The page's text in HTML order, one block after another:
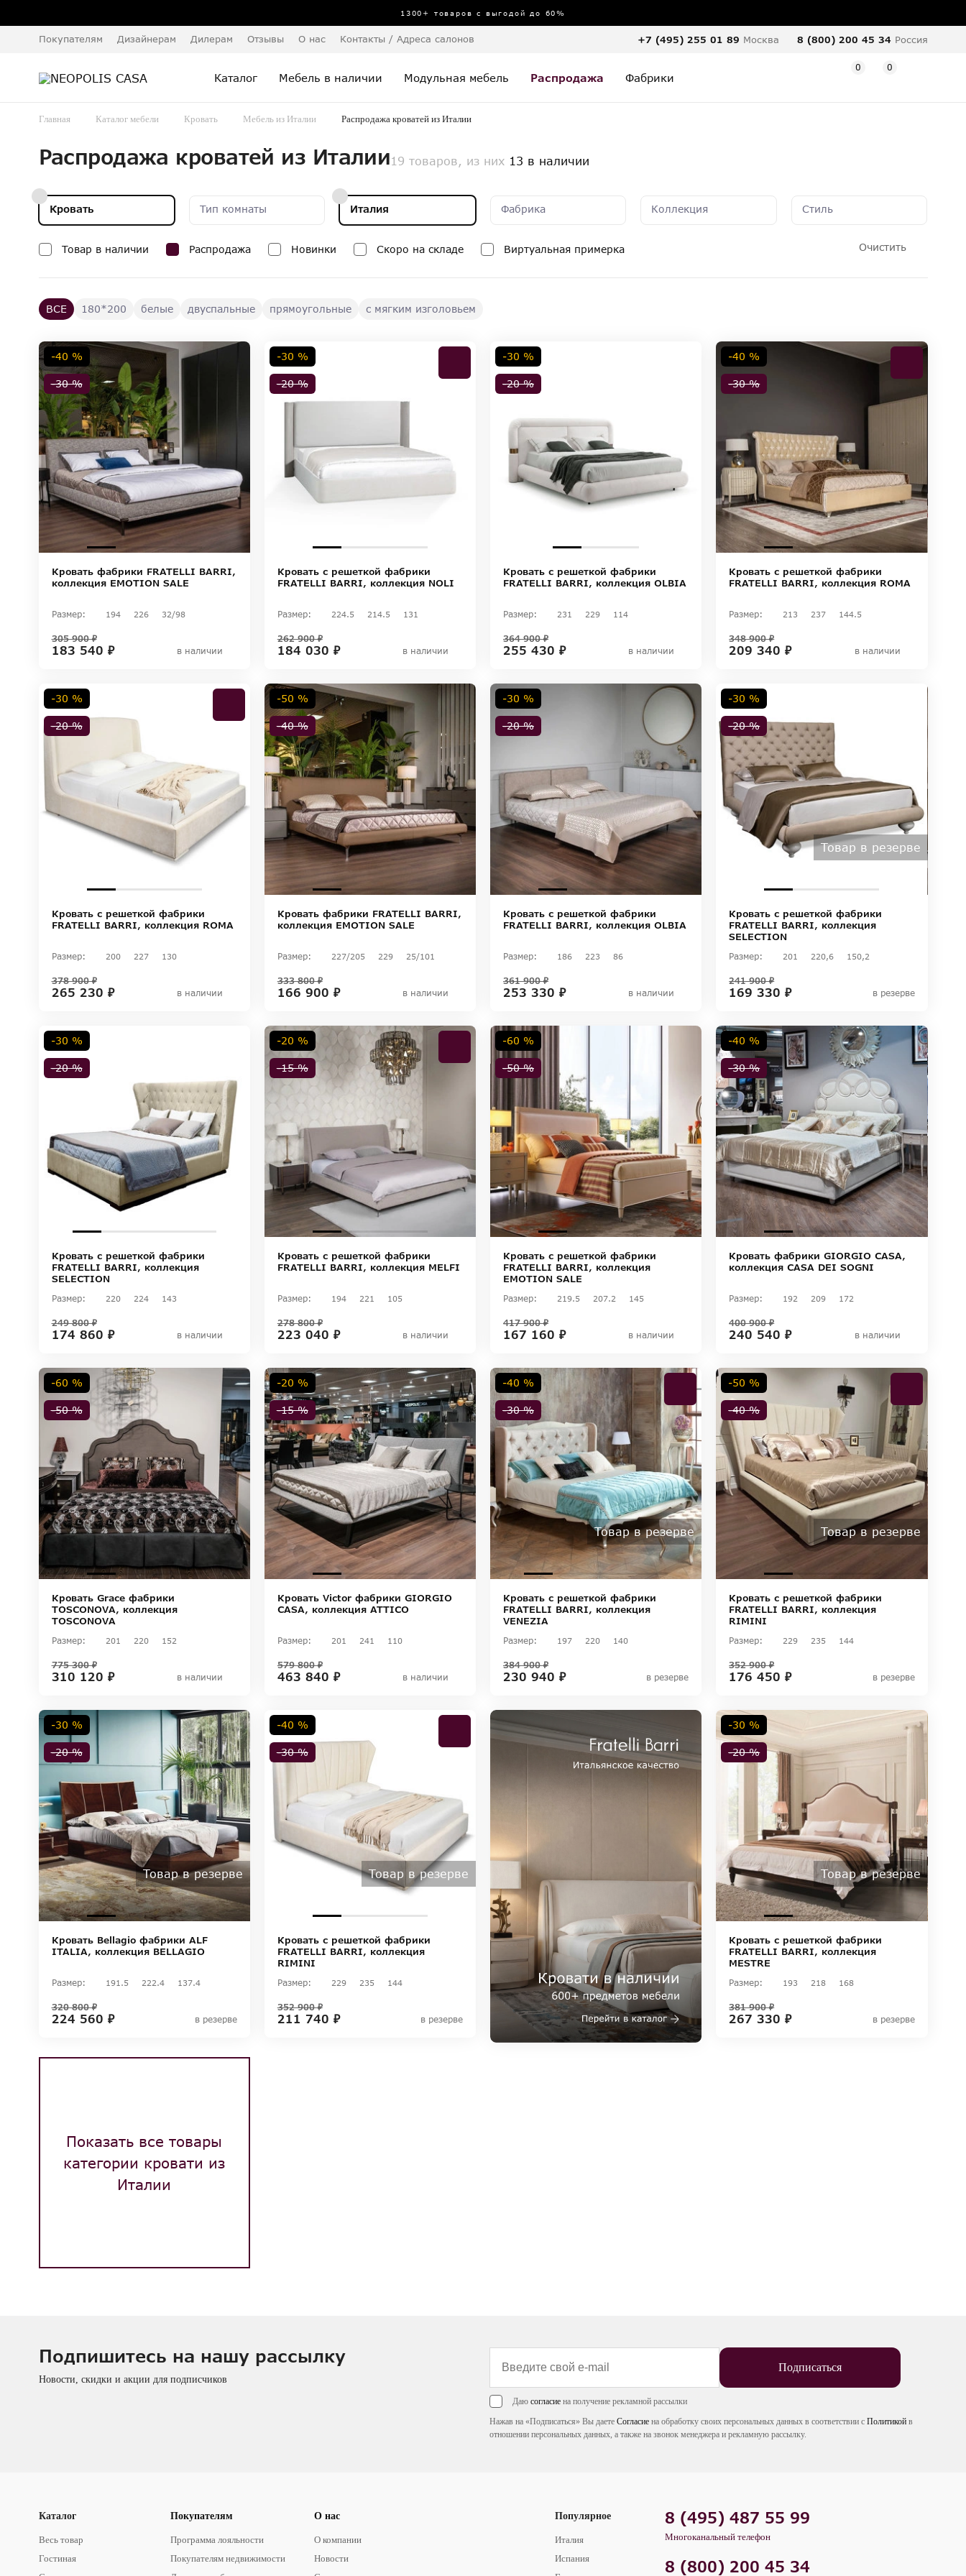
1300+ товаров с выгодой до 60%
Покупателям Дизайнерам Дилерам Отзывы О нас Контакты / Адреса салонов +7 (495) 255 01 89 Москва 8 (800) 200 45 34 Россия
Каталог Мебель в наличии Модульная мебель Распродажа Фабрики
0 0
Главная Каталог мебели Кровать Мебель из Италии Распродажа кроватей из Италии
Распродажа кроватей из Италии19 товаров, из них 13 в наличии
Кровать Тип комнаты Италия Фабрика Коллекция Стиль
Товар в наличии Распродажа Новинки Скоро на складе Виртуальная примерка Очистить
ВСЕ 180*200 белые двуспальные прямоугольные с мягким изголовьем
-30 %
-40 %
Кровать фабрики FRATELLI BARRI,
коллекция EMOTION SALE
Размер: 194 226 32/98
183 540 ₽
305 900 ₽
в наличии
-20 %
-30 %
Кровать с решеткой фабрики
FRATELLI BARRI, коллекция NOLI
Размер: 224.5 214.5 131
184 030 ₽
262 900 ₽
в наличии
-20 %
-30 %
Кровать с решеткой фабрики
FRATELLI BARRI, коллекция OLBIA
Размер: 231 229 114
255 430 ₽
364 900 ₽
в наличии
-30 %
-40 %
Кровать с решеткой фабрики
FRATELLI BARRI, коллекция ROMA
Размер: 213 237 144.5
209 340 ₽
348 900 ₽
в наличии
-20 %
-30 %
Кровать с решеткой фабрики
FRATELLI BARRI, коллекция ROMA
Размер: 200 227 130
265 230 ₽
378 900 ₽
в наличии
-40 %
-50 %
Кровать фабрики FRATELLI BARRI,
коллекция EMOTION SALE
Размер: 227/205 229 25/101
166 900 ₽
333 800 ₽
в наличии
-20 %
-30 %
Кровать с решеткой фабрики
FRATELLI BARRI, коллекция OLBIA
Размер: 186 223 86
253 330 ₽
361 900 ₽
в наличии
-20 %
-30 %
Товар в резерве
Кровать с решеткой фабрики
FRATELLI BARRI, коллекция
SELECTION
Размер: 201 220,6 150,2
169 330 ₽
241 900 ₽
в резерве
-20 %
-30 %
Кровать с решеткой фабрики
FRATELLI BARRI, коллекция
SELECTION
Размер: 220 224 143
174 860 ₽
249 800 ₽
в наличии
-15 %
-20 %
Кровать с решеткой фабрики
FRATELLI BARRI, коллекция MELFI
Размер: 194 221 105
223 040 ₽
278 800 ₽
в наличии
-50 %
-60 %
Кровать с решеткой фабрики
FRATELLI BARRI, коллекция
EMOTION SALE
Размер: 219.5 207.2 145
167 160 ₽
417 900 ₽
в наличии
-30 %
-40 %
Кровать фабрики GIORGIO CASA,
коллекция CASA DEI SOGNI
Размер: 192 209 172
240 540 ₽
400 900 ₽
в наличии
-50 %
-60 %
Кровать Grace фабрики
TOSCONOVA, коллекция
TOSCONOVA
Размер: 201 220 152
310 120 ₽
775 300 ₽
в наличии
-15 %
-20 %
Кровать Victor фабрики GIORGIO
CASA, коллекция ATTICO
Размер: 201 241 110
463 840 ₽
579 800 ₽
в наличии
-30 %
-40 %
Товар в резерве
Кровать с решеткой фабрики
FRATELLI BARRI, коллекция
VENEZIA
Размер: 197 220 140
230 940 ₽
384 900 ₽
в резерве
-40 %
-50 %
Товар в резерве
Кровать с решеткой фабрики
FRATELLI BARRI, коллекция
RIMINI
Размер: 229 235 144
176 450 ₽
352 900 ₽
в резерве
-20 %
-30 %
Товар в резерве
Кровать Bellagio фабрики ALF
ITALIA, коллекция BELLAGIO
Размер: 191.5 222.4 137.4
224 560 ₽
320 800 ₽
в резерве
-30 %
-40 %
Товар в резерве
Кровать с решеткой фабрики
FRATELLI BARRI, коллекция
RIMINI
Размер: 229 235 144
211 740 ₽
352 900 ₽
в резерве
-20 %
-30 %
Товар в резерве
Кровать с решеткой фабрики
FRATELLI BARRI, коллекция
MESTRE
Размер: 193 218 168
267 330 ₽
381 900 ₽
в резерве
Показать все товары
категории кровати из
Италии
Подпишитесь на нашу рассылку
Новости, скидки и акции для подписчиков
Подписаться
Даю согласиена получение рекламной рассылки
Нажав на «Подписаться» Вы даете Согласиена обработку своих персональных данных в соответствии с Политикойв
отношении персональных данных, а также на звонок менеджера и рекламную рассылку.
Каталог
Весь товар
Гостиная
Покупателям
Программа лояльности
Покупателям недвижимости
О нас
О компании
Новости
Популярное
Италия
Испания
8 (495) 487 55 99
Многоканальный телефон
8 (800) 200 45 34